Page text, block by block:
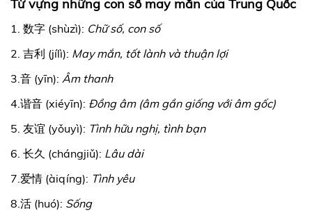
Từ vựng những con số may mắn của Trung Quốc
1. 数字 (shùzì): Chữ số, con số
2. 吉利 (jílì): May mắn, tốt lành và thuận lợi
3.音 (yīn): Âm thanh
4.谐音 (xiéyīn): Đồng âm (âm gần giống với âm gốc)
5. 友谊 (yǒuyì): Tình hữu nghị, tình bạn
6. 长久 (chángjiǔ): Lâu dài
7.爱情 (àiqíng): Tình yêu
8.活 (huó): Sống